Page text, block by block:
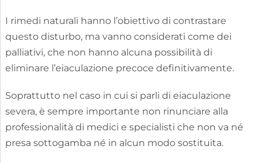
I rimedi naturali hanno l’obiettivo di contrastare
questo disturbo, ma vanno considerati come dei
palliativi, che non hanno alcuna possibilità di
eliminare l’eiaculazione precoce definitivamente.
Soprattutto nel caso in cui si parli di eiaculazione
severa, è sempre importante non rinunciare alla
professionalità di medici e specialisti che non va né
presa sottogamba né in alcun modo sostituita.